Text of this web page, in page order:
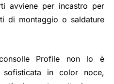
avviene per incastro per
di montaggio o saldature
Profile non lo è
sofisticata in color noce,